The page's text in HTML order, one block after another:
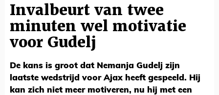
Invalbeurt van twee
minuten wel motivatie
voor Gudelj
De kans is groot dat Nemanja Gudelj zijn
laatste wedstrijd voor Ajax heeft gespeeld. Hij
kan zich niet meer motiveren, nu hij met een